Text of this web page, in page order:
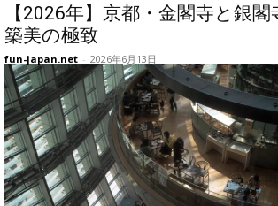
【2026年】京都・金閣寺と銀
築美の極致
fun-japan.net - 2026年6月13日